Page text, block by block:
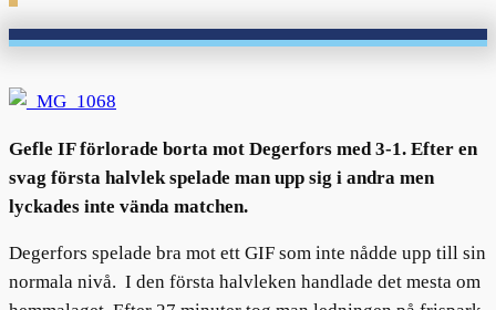
Gefle IF förlorade borta mot Degerfors med 3-1. Efter en
svag första halvlek spelade man upp sig i andra men
lyckades inte vända matchen.
Degerfors spelade bra mot ett GIF som inte nådde upp till sin
normala nivå. I den första halvleken handlade det mesta om